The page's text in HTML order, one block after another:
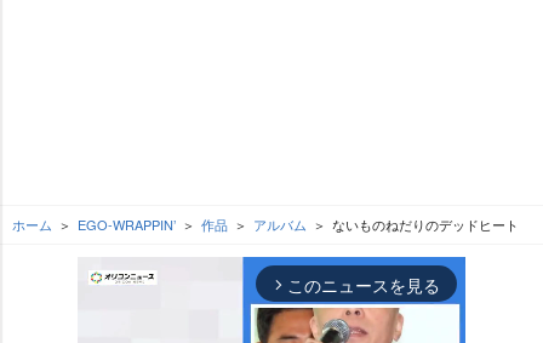
ホーム EGO-WRAPPIN’ 作品 アルバム ないものねだりのデッドヒート
arrow_forward_ios このニュースを見る